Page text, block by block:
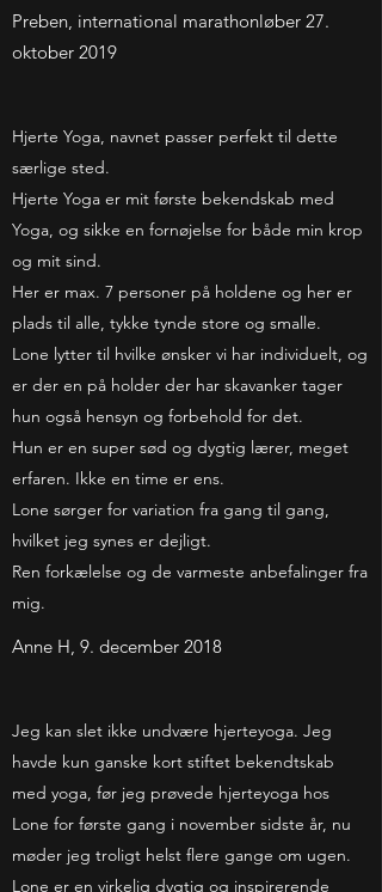
Preben, international marathonløber 27.
oktober 2019
Hjerte Yoga, navnet passer perfekt til dette
særlige sted.
Hjerte Yoga er mit første bekendskab med
Yoga, og sikke en fornøjelse for både min krop
og mit sind.
Her er max. 7 personer på holdene og her er
plads til alle, tykke tynde store og smalle.
Lone lytter til hvilke ønsker vi har individuelt, og
er der en på holder der har skavanker tager
hun også hensyn og forbehold for det.
Hun er en super sød og dygtig lærer, meget
erfaren. Ikke en time er ens.
Lone sørger for variation fra gang til gang,
hvilket jeg synes er dejligt.
Ren forkælelse og de varmeste anbefalinger fra
mig.
Anne H, 9. december 2018
Jeg kan slet ikke undvære hjerteyoga. Jeg
havde kun ganske kort stiftet bekendtskab
med yoga, før jeg prøvede hjerteyoga hos
Lone for første gang i november sidste år, nu
møder jeg troligt helst flere gange om ugen.
Lone er en virkelig dygtig og inspirerende